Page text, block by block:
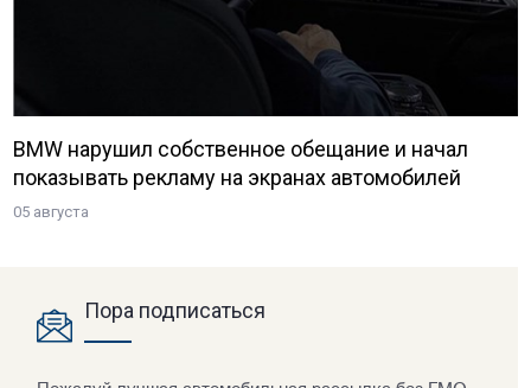
BMW нарушил собственное обещание и начал
показывать рекламу на экранах автомобилей
05 августа
Пора подписаться